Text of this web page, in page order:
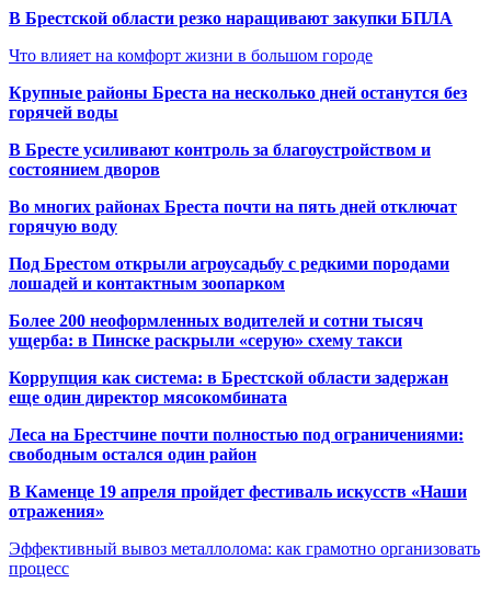
В Брестской области резко наращивают закупки БПЛА
Что влияет на комфорт жизни в большом городе
Крупные районы Бреста на несколько дней останутся без
горячей воды
В Бресте усиливают контроль за благоустройством и
состоянием дворов
Во многих районах Бреста почти на пять дней отключат
горячую воду
Под Брестом открыли агроусадьбу с редкими породами
лошадей и контактным зоопарком
Более 200 неоформленных водителей и сотни тысяч
ущерба: в Пинске раскрыли «серую» схему такси
Коррупция как система: в Брестской области задержан
еще один директор мясокомбината
Леса на Брестчине почти полностью под ограничениями:
свободным остался один район
В Каменце 19 апреля пройдет фестиваль искусств «Наши
отражения»
Эффективный вывоз металлолома: как грамотно организовать
процесс